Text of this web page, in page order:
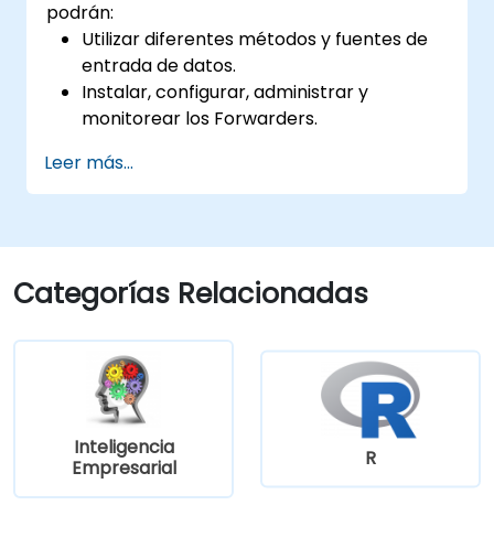
podrán:
Utilizar diferentes métodos y fuentes de
entrada de datos.
Instalar, configurar, administrar y
monitorear los Forwarders.
Crear un archivo de diagnóstico de Splunk
(Splunk Diag).
Leer más...
Categorías Relacionadas
Inteligencia
Empresarial
R